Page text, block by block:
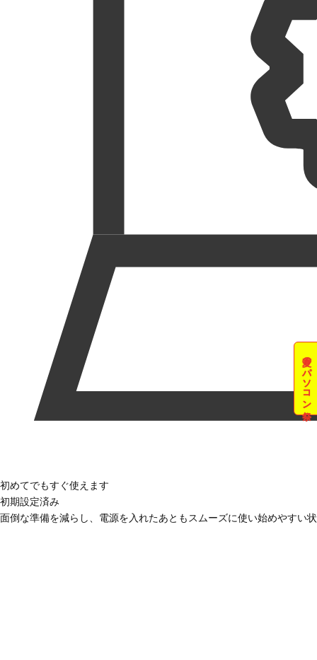
夏のパソコン祭
初めてでもすぐ使えます
初期設定済み
面倒な準備を減らし、電源を入れたあともスムーズに使い始めやすい